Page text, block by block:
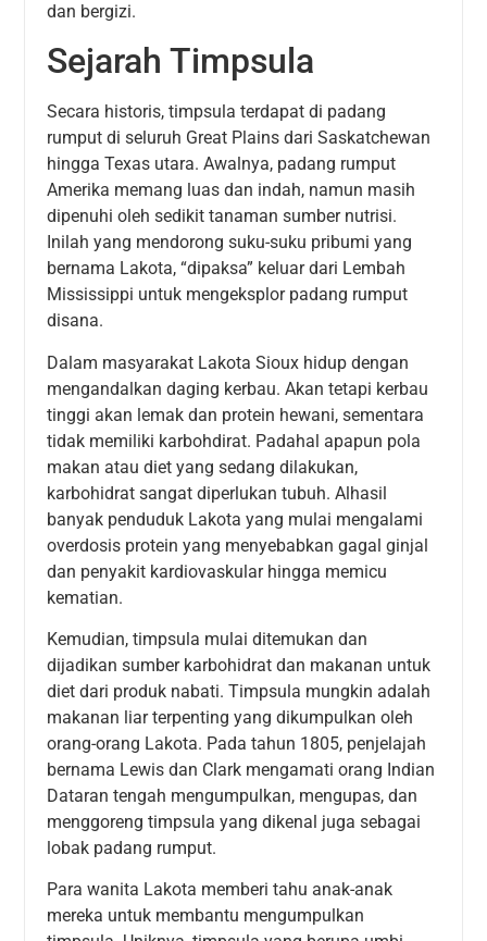
dan bergizi.
Sejarah Timpsula
Secara historis, timpsula terdapat di padang
rumput di seluruh Great Plains dari Saskatchewan
hingga Texas utara. Awalnya, padang rumput
Amerika memang luas dan indah, namun masih
dipenuhi oleh sedikit tanaman sumber nutrisi.
Inilah yang mendorong suku-suku pribumi yang
bernama Lakota, “dipaksa” keluar dari Lembah
Mississippi untuk mengeksplor padang rumput
disana.
Dalam masyarakat Lakota Sioux hidup dengan
mengandalkan daging kerbau. Akan tetapi kerbau
tinggi akan lemak dan protein hewani, sementara
tidak memiliki karbohdirat. Padahal apapun pola
makan atau diet yang sedang dilakukan,
karbohidrat sangat diperlukan tubuh. Alhasil
banyak penduduk Lakota yang mulai mengalami
overdosis protein yang menyebabkan gagal ginjal
dan penyakit kardiovaskular hingga memicu
kematian.
Kemudian, timpsula mulai ditemukan dan
dijadikan sumber karbohidrat dan makanan untuk
diet dari produk nabati. Timpsula mungkin adalah
makanan liar terpenting yang dikumpulkan oleh
orang-orang Lakota. Pada tahun 1805, penjelajah
bernama Lewis dan Clark mengamati orang Indian
Dataran tengah mengumpulkan, mengupas, dan
menggoreng timpsula yang dikenal juga sebagai
lobak padang rumput.
Para wanita Lakota memberi tahu anak-anak
mereka untuk membantu mengumpulkan